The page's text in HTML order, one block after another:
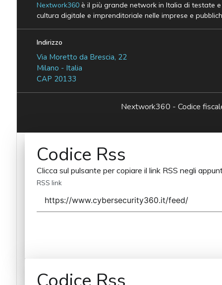
Nextwork360è il più grande network in Italia di testate
cultura digitale e imprenditoriale nelle imprese e
Indirizzo
Via Moretto da Brescia, 22
Milano - Italia
CAP 20133
Nextwork360 - Codice
Codice Rss
Clicca sul pulsante per copiare il link RSS negli
RSS link